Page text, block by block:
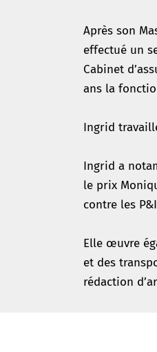
Après son
effectué un
Cabinet
ans la
Ingrid
Ingrid a
le prix
contre les
Elle œuvre
et des
rédaction